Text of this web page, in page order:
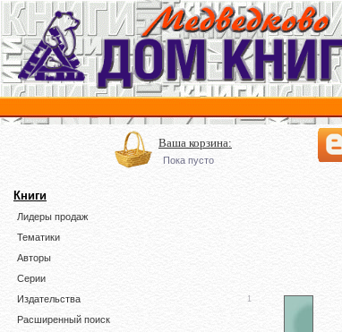
Ваша корзина:
Пока пусто
Книги
Лидеры продаж
Тематики
Авторы
Серии
Издательства
Расширенный поиск
1